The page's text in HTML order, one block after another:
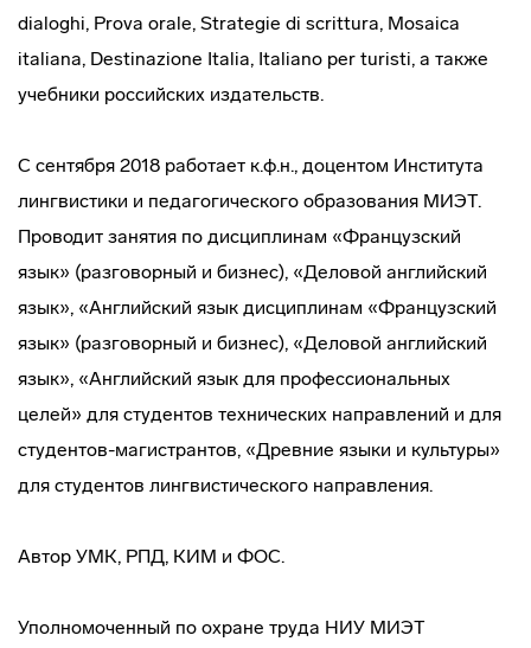
dialoghi, Prova orale, Strategie di scrittura, Mosaica
italiana, Destinazione Italia, Italiano per turisti, а также
учебники российских издательств.
С сентября 2018 работает к.ф.н., доцентом Института
лингвистики и педагогического образования МИЭТ.
Проводит занятия по дисциплинам «Французский
язык» (разговорный и бизнес), «Деловой английский
язык», «Английский язык дисциплинам «Французский
язык» (разговорный и бизнес), «Деловой английский
язык», «Английский язык для профессиональных
целей» для студентов технических направлений и для
студентов-магистрантов, «Древние языки и культуры»
для студентов лингвистического направления.
Автор УМК, РПД, КИМ и ФОС.
Уполномоченный по охране труда НИУ МИЭТ